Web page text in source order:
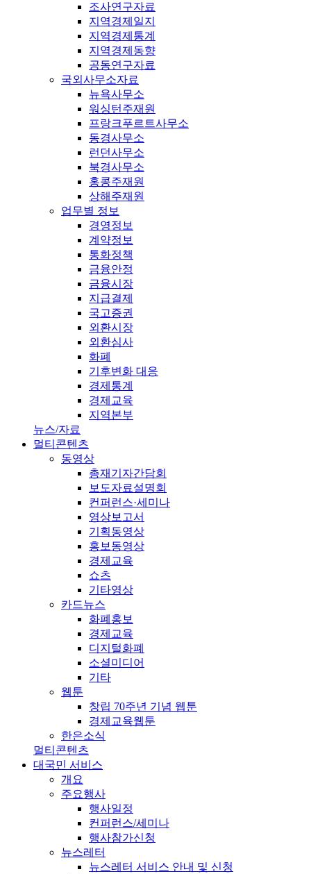
조사연구자료
지역경제일지
지역경제통계
지역경제동향
공동연구자료
국외사무소자료
뉴욕사무소
워싱턴주재원
프랑크푸르트사무소
동경사무소
런던사무소
북경사무소
홍콩주재원
상해주재원
업무별 정보
경영정보
계약정보
통화정책
금융안정
금융시장
지급결제
국고증권
외환시장
외환심사
화폐
기후변화 대응
경제통계
경제교육
지역본부
뉴스/자료
멀티콘텐츠
동영상
총재기자간담회
보도자료설명회
컨퍼런스·세미나
영상보고서
기획동영상
홍보동영상
경제교육
쇼츠
기타영상
카드뉴스
화폐홍보
경제교육
디지털화폐
소셜미디어
기타
웹툰
창립 70주년 기념 웹툰
경제교육웹툰
한은소식
멀티콘텐츠
대국민 서비스
개요
주요행사
행사일정
컨퍼런스/세미나
행사참가신청
뉴스레터
뉴스레터 서비스 안내 및 신청